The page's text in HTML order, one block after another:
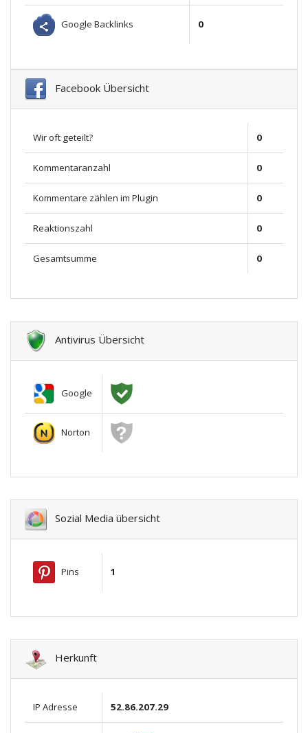
Google Backlinks 0
Facebook Übersicht
Wir oft geteilt? 0
Kommentaranzahl 0
Kommentare zählen im Plugin 0
Reaktionszahl 0
Gesamtsumme 0
Antivirus Übersicht
Google
Norton
Sozial Media übersicht
Pins 1
Herkunft
IP Adresse 52.86.207.29